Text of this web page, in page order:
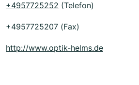
+4957725252 (Telefon)
+4957725207 (Fax)
http://www.optik-helms.de